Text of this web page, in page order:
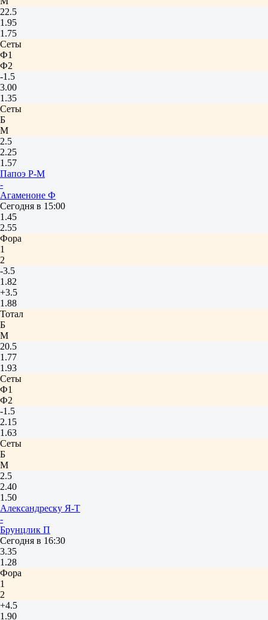
22.5
1.95
1.75
Сеты
Ф1
Ф2
-1.5
3.00
1.35
Сеты
Б
М
2.5
2.25
1.57
Папоэ Р-М
-
Агаменоне Ф
Сегодня в 15:00
1.45
2.55
Фора
1
2
-3.5
1.82
+3.5
1.88
Тотал
Б
М
20.5
1.77
1.93
Сеты
Ф1
Ф2
-1.5
2.15
1.63
Сеты
Б
М
2.5
2.40
1.50
Александреску Я-Т
-
Брунцлик П
Сегодня в 16:30
3.35
1.28
Фора
1
2
+4.5
1.90